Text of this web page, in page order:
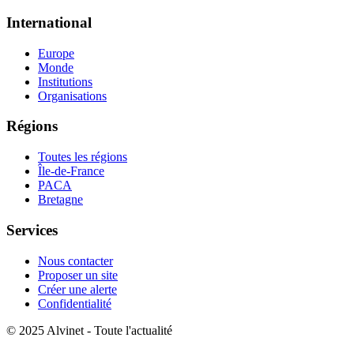
International
Europe
Monde
Institutions
Organisations
Régions
Toutes les régions
Île-de-France
PACA
Bretagne
Services
Nous contacter
Proposer un site
Créer une alerte
Confidentialité
© 2025 Alvinet - Toute l'actualité